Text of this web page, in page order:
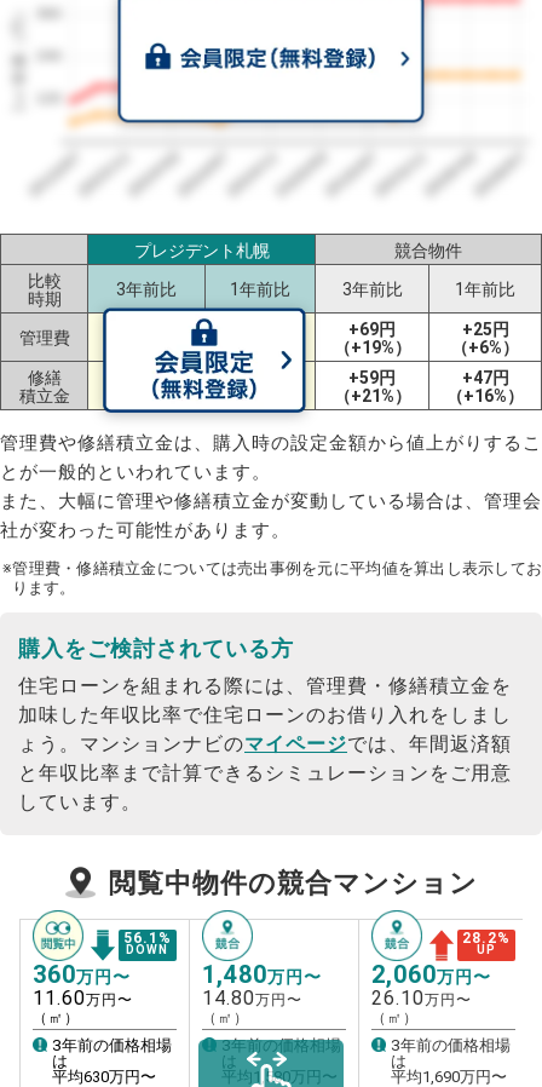
1㎡単価（円）
2023/072023/112024/032024/072024/112025/032025/072025/112026/032026/07
プレジデント札幌
競合物件
比較
時期
3年前比 1年前比 3年前比 1年前比
管理費
（+252%）
（+74%）
+69円
（+19%）
+25円
（+6%）
修繕
積立金
+132円
（+236%）
+74円
（+65%）
+59円
（+21%）
+47円
（+16%）
管理費や修繕積立金は、購入時の設定金額から値上がりするこ
とが一般的といわれています。
また、大幅に管理や修繕積立金が変動している場合は、管理会
社が変わった可能性があります。
※管理費・修繕積立金については売出事例を元に平均値を算出し表示してお
ります。
購入をご検討されている方
住宅ローンを組まれる際には、管理費・修繕積立金を
加味した年収比率で住宅ローンのお借り入れをしまし
ょう。 マンションナビのマイページでは、年間返済額
と年収比率まで計算できるシミュレーションをご用意
しています。
閲覧中物件の競合マンション
56.1 %
DOWN
360万円〜
11.60万円〜
（㎡）
3年前の価格相場
は
平均630万円〜
1,480万円〜
14.80万円〜
（㎡）
3年前の価格相場
は
平均1,580万円〜
28.2%
UP
2,060万円〜
26.10万円〜
（㎡）
3年前の価格相場
は
平均1,690万円〜